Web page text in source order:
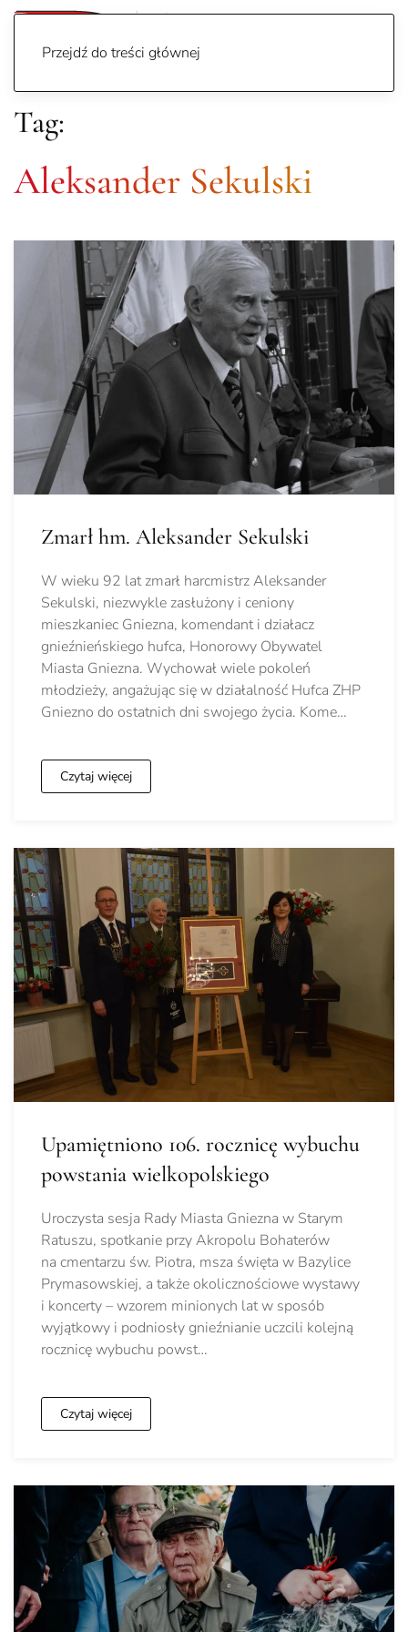
Przejdź do treści głównej
Tag:
Aleksander Sekulski
Zmarł hm. Aleksander Sekulski
W wieku 92 lat zmarł harcmistrz Aleksander
Sekulski, niezwykle zasłużony i ceniony
mieszkaniec Gniezna, komendant i działacz
gnieźnieńskiego hufca, Honorowy Obywatel
Miasta Gniezna. Wychował wiele pokoleń
młodzieży, angażując się w działalność Hufca ZHP
Gniezno do ostatnich dni swojego życia. Kome…
Czytaj więcej
Upamiętniono 106. rocznicę wybuchu
powstania wielkopolskiego
Uroczysta sesja Rady Miasta Gniezna w Starym
Ratuszu, spotkanie przy Akropolu Bohaterów
na cmentarzu św. Piotra, msza święta w Bazylice
Prymasowskiej, a także okolicznościowe wystawy
i koncerty – wzorem minionych lat w sposób
wyjątkowy i podniosły gnieźnianie uczcili kolejną
rocznicę wybuchu powst…
Czytaj więcej